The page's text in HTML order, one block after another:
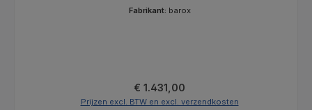
Fabrikant: barox
Normale prijs:
€ 1.431,00
Prijzen excl. BTW en excl. verzendkosten